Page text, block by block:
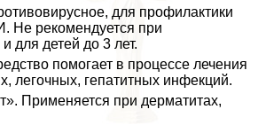
для профилактики
Не рекомендуется при
для детей до 3 лет.
помогает в процессе лечения
легочных, гепатитных инфекций.
Применяется при дерматитах,